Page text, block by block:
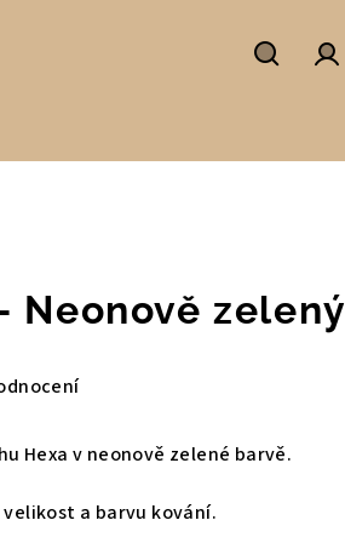
Neonově zelený
Hexa v neonově zelené barvě.
a barvu kování.